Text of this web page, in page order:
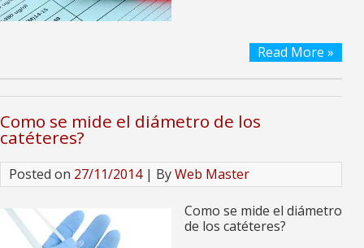
Read More »
Como se mide el diámetro de los
catéteres?
Posted on 27/11/2014| ByWeb Master
Como se mide el diámetro
de los catéteres?